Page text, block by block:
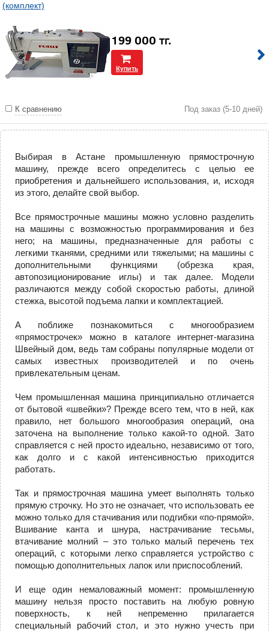
(комплект)
199 000 тг.
Купить
К сравнению Под заказ (5-10 дней)
Выбирая в Астане промышленную прямострочную
машину, прежде всего определитесь с целью ее
приобретения и дальнейшего использования, и, исходя
из этого, делайте свой выбор.
Все прямострочные машины можно условно разделить
на машины с возможностью программирования и без
него; на машины, предназначенные для работы с
легкими тканями, средними или тяжелыми; на машины с
дополнительными функциями (обрезка края,
автопозиционирование иглы) и так далее. Модели
различаются между собой скоростью работы, длиной
стежка, высотой подъема лапки и комплектацией.
А поближе познакомиться с многообразием
«прямострочек» можно в каталоге интернет-магазина
Швейный дом, ведь там собраны популярные модели от
самых известных производителей и по очень
привлекательным ценам.
Чем промышленная машина принципиально отличается
от бытовой «швейки»? Прежде всего тем, что в ней, как
правило, нет большого многообразия операций, она
заточена на выполнение только какой-то одной. Зато
справляется с ней просто идеально, независимо от того,
как долго и с какой интенсивностью приходится
работать.
Так и прямострочная машина умеет выполнять только
прямую строчку. Но это не означает, что использовать ее
можно только для стачивания или подгибки «по-прямой».
Вшивание канта и шнура, настрачивание тесьмы,
втачивание молний – это только малый перечень тех
операций, с которыми легко справляется устройство с
помощью дополнительных лапок или приспособлений.
И еще один немаловажный момент: промышленную
машину нельзя просто поставить на любую ровную
поверхность, к ней непременно прилагается
специальный рабочий стол, и это нужно учесть при